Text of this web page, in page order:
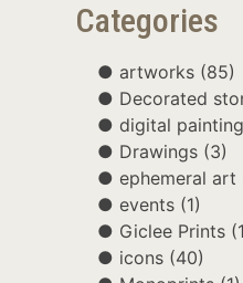
Categories
artworks (85)
Decorated
digital painting
Drawings (3)
ephemeral art
events (1)
Giclee Prints
icons (40)